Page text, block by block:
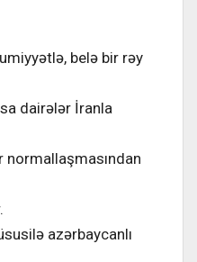
belə bir rəy
dairələr İranla
azərbaycanlı